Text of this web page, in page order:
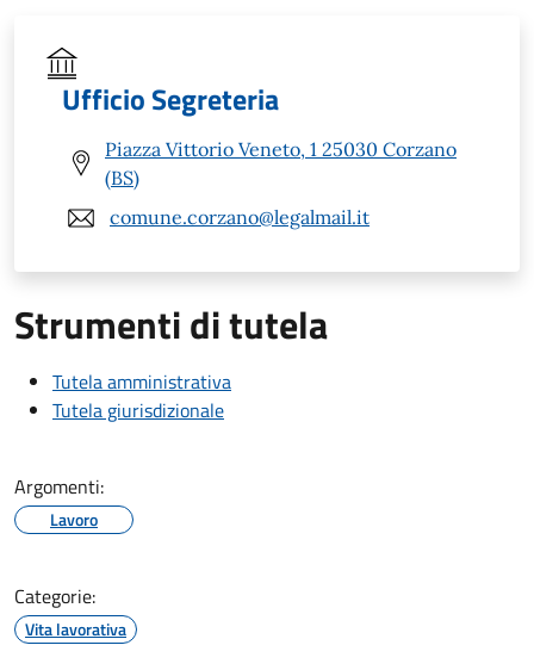
Ufficio Segreteria
Piazza Vittorio Veneto, 1 25030 Corzano
(BS)
comune.corzano@legalmail.it
Strumenti di tutela
Tutela amministrativa
Tutela giurisdizionale
Argomenti:
Lavoro
Categorie:
Vita lavorativa